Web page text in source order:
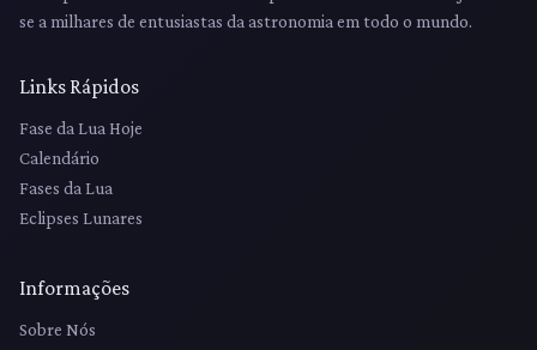
se a milhares de entusiastas da astronomia em todo o mundo.
Links Rápidos
Fase da Lua Hoje
Calendário
Fases da Lua
Eclipses Lunares
Informações
Sobre Nós